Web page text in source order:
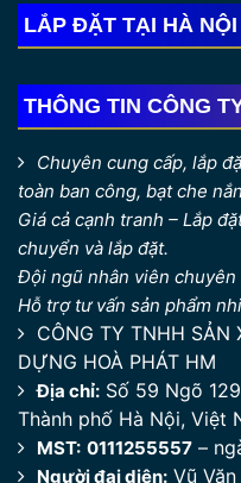
LẮP ĐẶT TẠI HÀ NỘI
THÔNG TIN CÔNG
Chuyên cung cấp, lắp
toàn ban công, bạt che
Giá cả cạnh tranh – Lắp
chuyển và lắp đặt.
Đội ngũ nhân viên chuyên
Hỗ trợ tư vấn sản phẩm
CÔNG TY TNHH SẢN
DỰNG HOÀ PHÁT HM
Địa chỉ: Số 59 Ngõ
Thành phố Hà Nội, Việt
MST: 0111255557 –
Người đại diện: Vũ